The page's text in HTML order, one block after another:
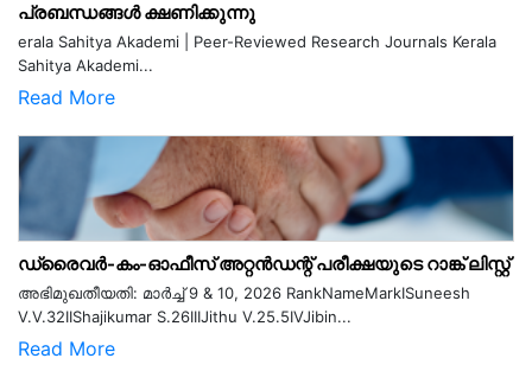
പ്രബന്ധങ്ങൾ ക്ഷണിക്കുന്നു
erala Sahitya Akademi | Peer-Reviewed Research Journals Kerala
Sahitya Akademi...
Read More
ഡ്രൈവർ-കം-ഓഫീസ് അറ്റൻഡന്റ് പരീക്ഷയുടെ റാങ്ക് ലിസ്റ്റ്
അഭിമുഖതീയതി: മാർച്ച് 9 & 10, 2026 RankNameMarkISuneesh
V.V.32IIShajikumar S.26IIIJithu V.25.5IVJibin...
Read More